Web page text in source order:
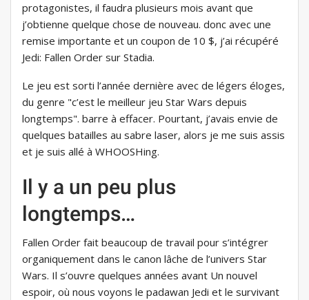
protagonistes, il faudra plusieurs mois avant que
j’obtienne quelque chose de nouveau. donc avec une
remise importante et un coupon de 10 $, j’ai récupéré
Jedi: Fallen Order sur Stadia.
Le jeu est sorti l’année dernière avec de légers éloges,
du genre "c’est le meilleur jeu Star Wars depuis
longtemps". barre à effacer. Pourtant, j’avais envie de
quelques batailles au sabre laser, alors je me suis assis
et je suis allé à WHOOSHing.
Il y a un peu plus
longtemps…
Fallen Order fait beaucoup de travail pour s’intégrer
organiquement dans le canon lâche de l’univers Star
Wars. Il s’ouvre quelques années avant Un nouvel
espoir, où nous voyons le padawan Jedi et le survivant